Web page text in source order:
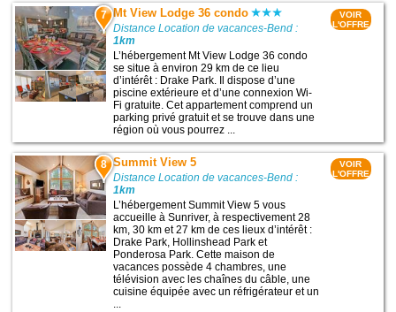
7 Mt View Lodge 36 condo
Distance Location de vacances-Bend :
1km
L’hébergement Mt View Lodge 36 condo
se situe à environ 29 km de ce lieu
d’intérêt : Drake Park. Il dispose d’une
piscine extérieure et d’une connexion Wi-
Fi gratuite. Cet appartement comprend un
parking privé gratuit et se trouve dans une
région où vous pourrez ...
VOIR
L'OFFRE
8 Summit View 5
Distance Location de vacances-Bend :
1km
L’hébergement Summit View 5 vous
accueille à Sunriver, à respectivement 28
km, 30 km et 27 km de ces lieux d’intérêt :
Drake Park, Hollinshead Park et
Ponderosa Park. Cette maison de
vacances possède 4 chambres, une
télévision avec les chaînes du câble, une
cuisine équipée avec un réfrigérateur et un
...
VOIR
L'OFFRE